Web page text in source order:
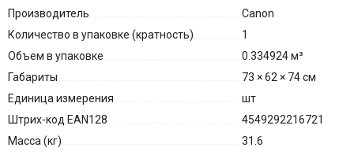
Производитель
Canon
Количество в упаковке (кратность)
1
Объем в упаковке
0.334924 м³
Габариты
73 × 62 × 74 см
Единица измерения
шт
Штрих-код EAN128
4549292216721
Масса (кг)
31.6